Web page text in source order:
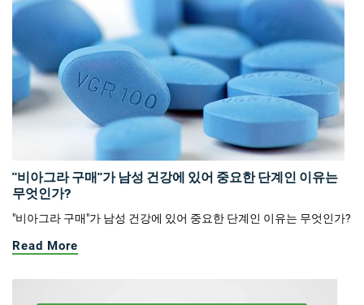
"비아그라 구매"가 남성 건강에 있어 중요한 단계인 이유는
무엇인가?
"비아그라 구매"가 남성 건강에 있어 중요한 단계인 이유는 무엇인가?
Read More